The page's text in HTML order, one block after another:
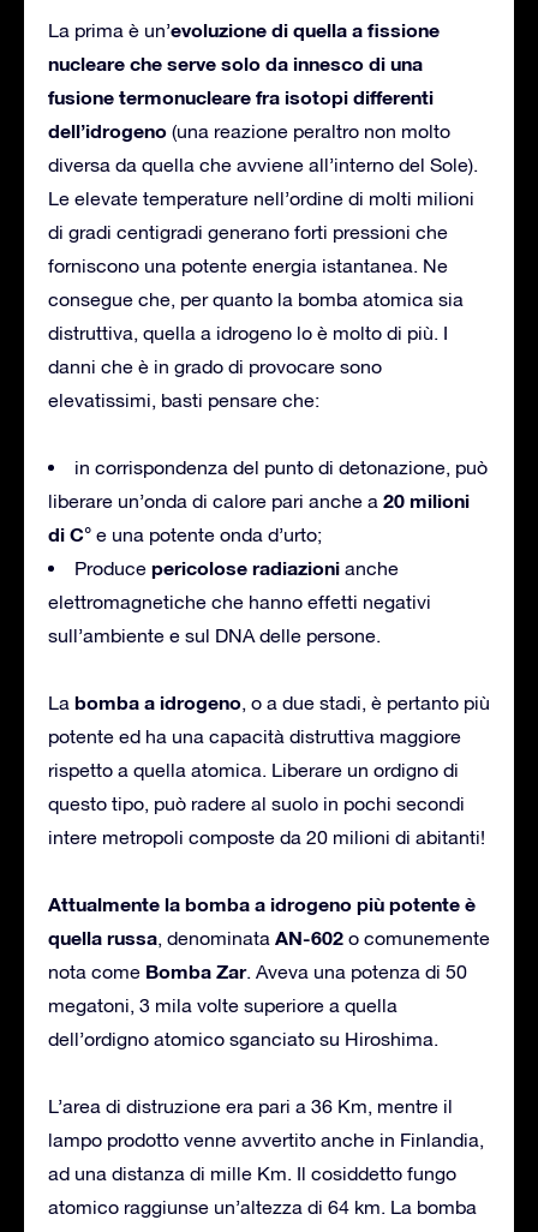
La prima è un’evoluzione di quella a fissione
nucleare che serve solo da innesco di una
fusione termonucleare fra isotopi differenti
dell’idrogeno (una reazione peraltro non molto
diversa da quella che avviene all’interno del Sole).
Le elevate temperature nell’ordine di molti milioni
di gradi centigradi generano forti pressioni che
forniscono una potente energia istantanea. Ne
consegue che, per quanto la bomba atomica sia
distruttiva, quella a idrogeno lo è molto di più. I
danni che è in grado di provocare sono
elevatissimi, basti pensare che:
in corrispondenza del punto di detonazione, può
liberare un’onda di calore pari anche a 20 milioni
di C° e una potente onda d’urto;
Produce pericolose radiazioni anche
elettromagnetiche che hanno effetti negativi
sull’ambiente e sul DNA delle persone.
La bomba a idrogeno, o a due stadi, è pertanto più
potente ed ha una capacità distruttiva maggiore
rispetto a quella atomica. Liberare un ordigno di
questo tipo, può radere al suolo in pochi secondi
intere metropoli composte da 20 milioni di abitanti!
Attualmente la bomba a idrogeno più potente è
quella russa, denominata AN-602 o comunemente
nota come Bomba Zar. Aveva una potenza di 50
megatoni, 3 mila volte superiore a quella
dell’ordigno atomico sganciato su Hiroshima.
L’area di distruzione era pari a 36 Km, mentre il
lampo prodotto venne avvertito anche in Finlandia,
ad una distanza di mille Km. Il cosiddetto fungo
atomico raggiunse un’altezza di 64 km. La bomba